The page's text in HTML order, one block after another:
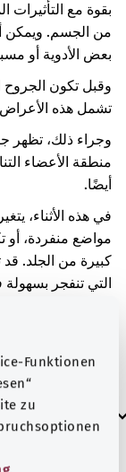
Funktionen
zu
بقوة مع التأثيرات
من الجسم. ويمكن
بعض الأدوية أو
وقبل تكون
تشمل هذه الأعراض
وجراء ذلك، تظهر
منطقة الأعضاء
أيضًا.
في هذه الأثناء،
مواضع منفردة،
كبيرة من الجلد. قد
التي تنفجر
الوجه والرقبة
مريضًا بشكل
العلامات الإضافية